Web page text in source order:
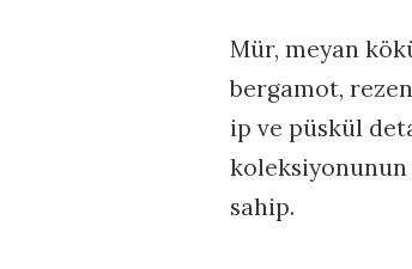
Mür, meyan
bergamot,
ip ve püskül
koleksiyonunun
sahip.